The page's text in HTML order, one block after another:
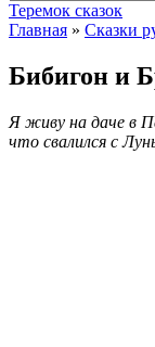
Теремок сказок
Главная » Сказки
Бибигон и
Я живу на даче в
что свалился с